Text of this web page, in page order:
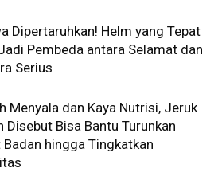
Dipertaruhkan! Helm yang Tepat
Pembeda antara Selamat dan
Serius
Menyala dan Kaya Nutrisi, Jeruk
Disebut Bisa Bantu Turunkan
Badan hingga Tingkatkan